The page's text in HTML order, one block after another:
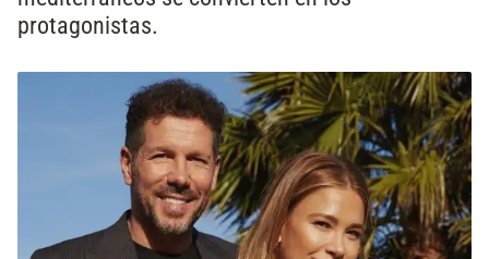
protagonistas.